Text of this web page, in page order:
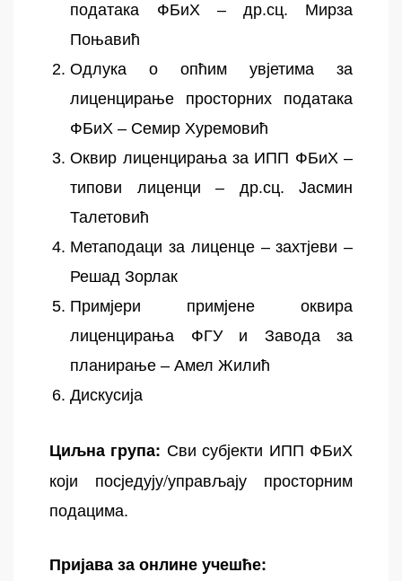
података ФБиХ – др.сц. Мирза
Поњавић
Одлука о опћим увјетима за
лиценцирање просторних података
ФБиХ – Семир Хуремовић
Оквир лиценцирања за ИПП ФБиХ –
типови лиценци – др.сц. Јасмин
Талетовић
Метаподаци за лиценце – захтјеви –
Решад Зорлак
Примјери примјене оквира
лиценцирања ФГУ и Завода за
планирање – Амел Жилић
Дискусија
Циљна група: Сви субјекти ИПП ФБиХ
који посједују/управљају просторним
подацима.
Пријава за онлине учешће: